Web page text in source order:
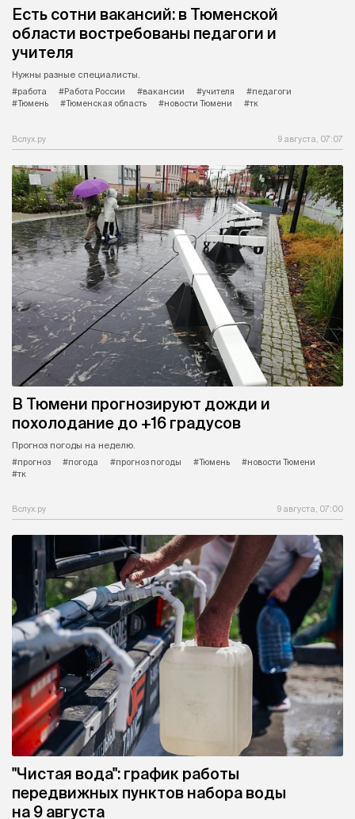
Есть сотни вакансий: в Тюменской
области востребованы педагоги и
учителя
Нужны разные специалисты.
#работа
#Работа России #вакансии #учителя
#педагоги
#Тюмень
#Тюменская область #новости Тюмени #тк
Вслух.ру 9 августа, 07:07
В Тюмени прогнозируют дожди и
похолодание до +16 градусов
Прогноз погоды на неделю.
#прогноз
#погода #прогноз погоды #Тюмень
#новости Тюмени
#тк
Вслух.ру 9 августа, 07:00
"Чистая вода": график работы
передвижных пунктов набора воды
на 9 августа